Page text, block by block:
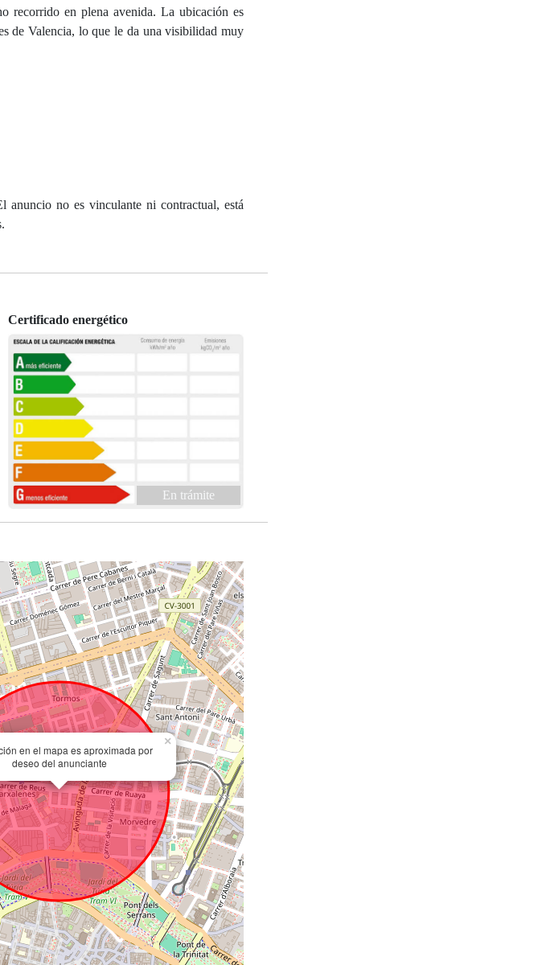
recorrido en plena avenida. La ubicación es
de Valencia, lo que le da una visibilidad muy
anuncio no es vinculante ni contractual, está
Certificado energético
En trámite
en el mapa es aproximada por
deseo del anunciante
×